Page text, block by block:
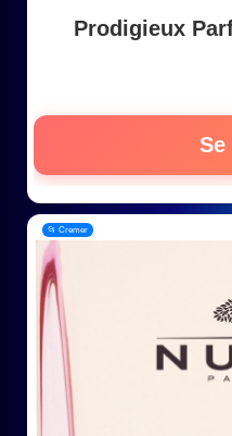
Prodigieux
Se
📂 Cremer